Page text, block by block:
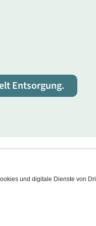
Entsorgung.
Links